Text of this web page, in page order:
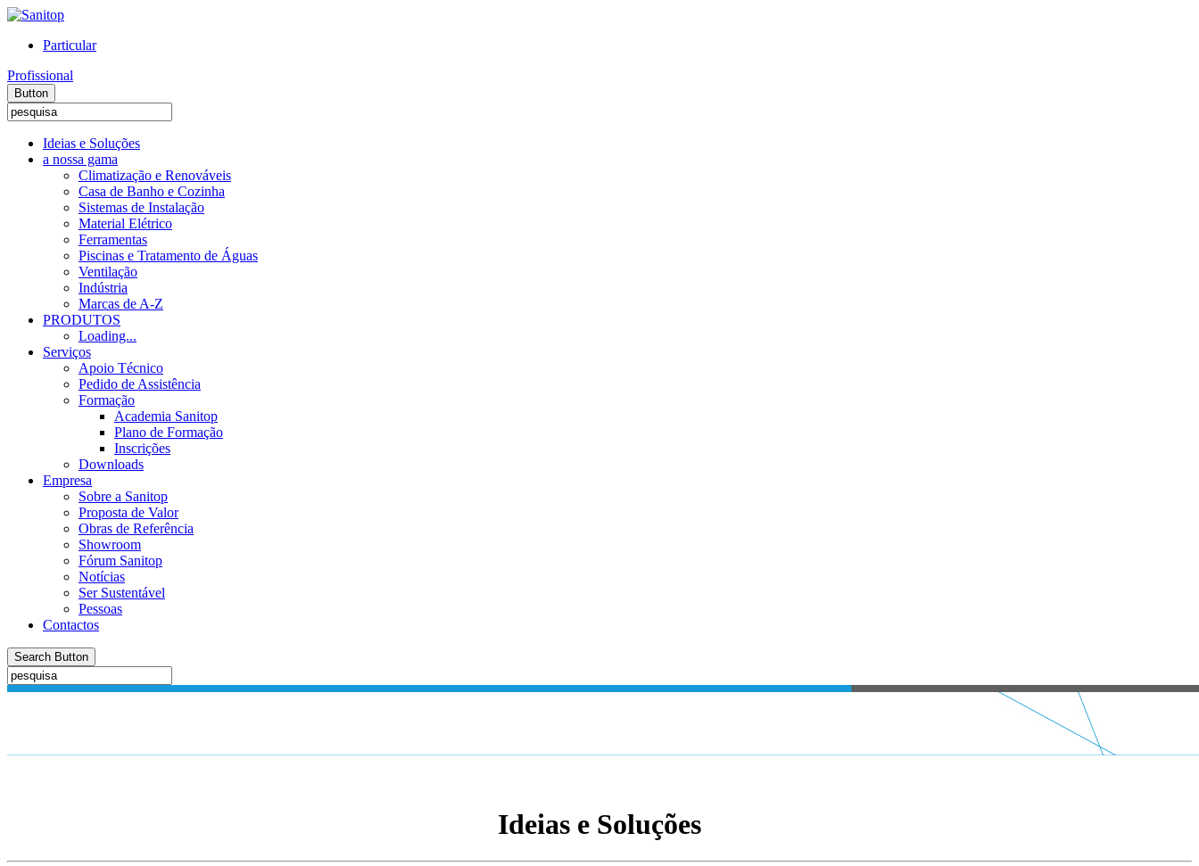
Particular
Profissional
Button
Ideias e Soluções
a nossa gama
Climatização e Renováveis
Casa de Banho e Cozinha
Sistemas de Instalação
Material Elétrico
Ferramentas
Piscinas e Tratamento de Águas
Ventilação
Indústria
Marcas de A-Z
PRODUTOS
Loading...
Serviços
Apoio Técnico
Pedido de Assistência
Formação
Academia Sanitop
Plano de Formação
Inscrições
Downloads
Empresa
Sobre a Sanitop
Proposta de Valor
Obras de Referência
Showroom
Fórum Sanitop
Notícias
Ser Sustentável
Pessoas
Contactos
Search Button
Ideias e Soluções